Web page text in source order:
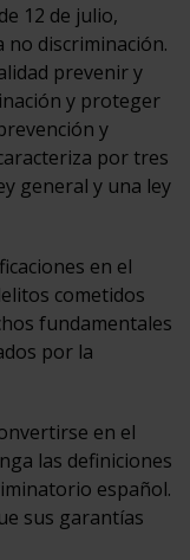
12 de julio,
discriminación.
prevenir y
y proteger
y
por tres
general y una ley
en el
cometidos
fundamentales
por la
en el
las definiciones
español.
sus garantías